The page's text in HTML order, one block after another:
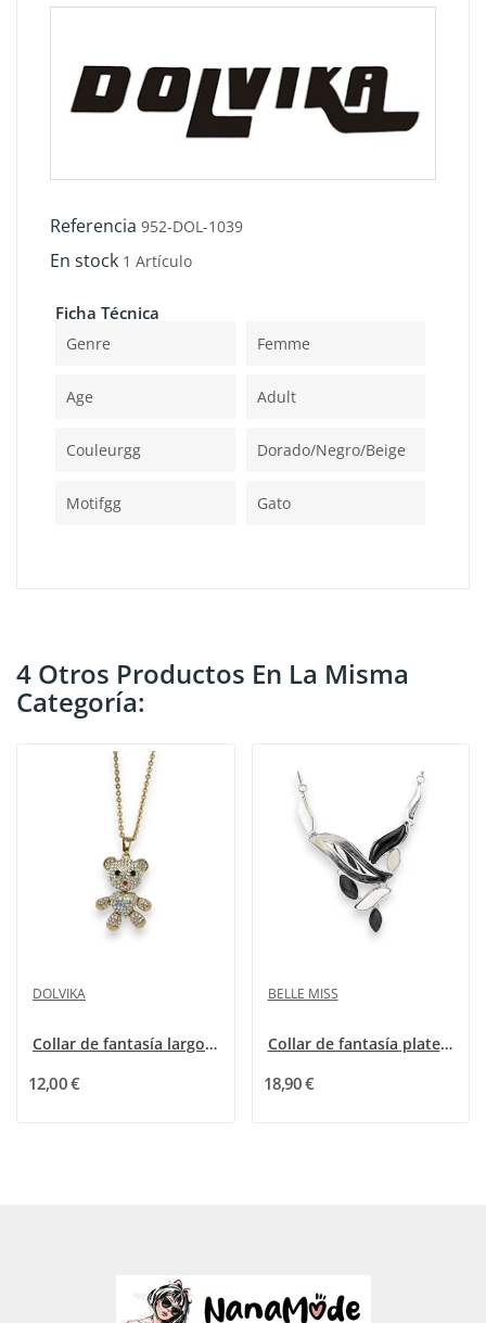
Referencia 952-DOL-1039
En stock 1 Artículo
Ficha Técnica
Genre Femme
Age Adult
Couleurgg Dorado/negro/beige
Motifgg Gato
4 Otros Productos En La Misma
Categoría:
DOLVIKA
Collar de fantasía largo dorado con pequeño...
12,00 €
BELLE MISS
Collar de fantasía plateado Belle Miss
18,90 €